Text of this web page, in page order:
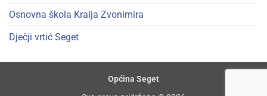
Osnovna škola Kralja Zvonimira
Dječji vrtić Seget
Općina Seget